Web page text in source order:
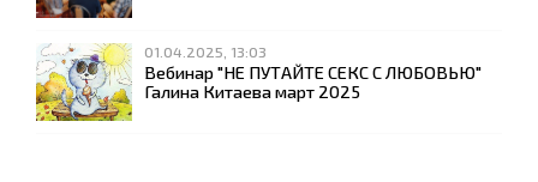
01.04.2025, 13:03
Вебинар "НЕ ПУТАЙТЕ СЕКС С ЛЮБОВЬЮ"
Галина Китаева март 2025